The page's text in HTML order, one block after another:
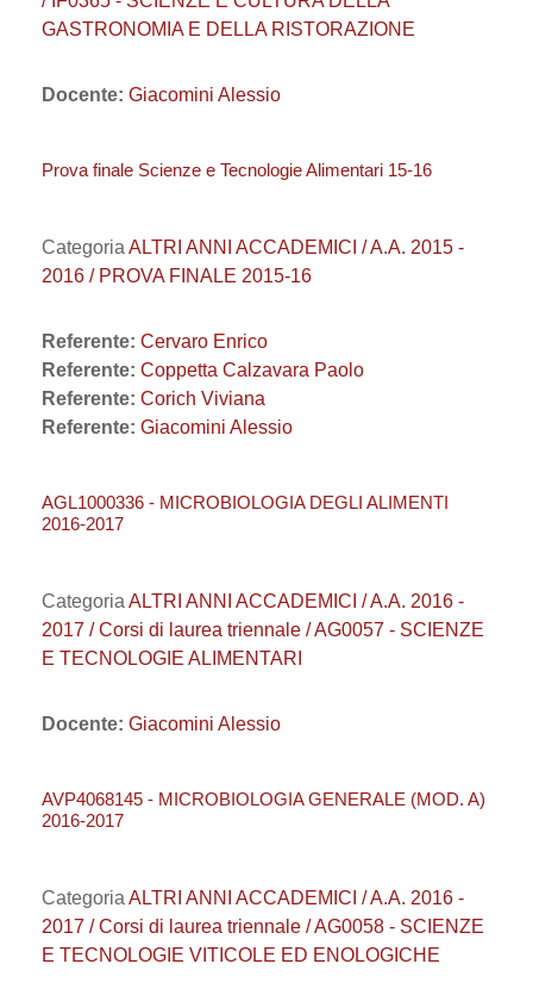
GASTRONOMIA E DELLA RISTORAZIONE
Docente: Giacomini Alessio
Prova finale Scienze e Tecnologie Alimentari 15-16
Categoria ALTRI ANNI ACCADEMICI / A.A. 2015 -
2016 / PROVA FINALE 2015-16
Referente: Cervaro Enrico
Referente: Coppetta Calzavara Paolo
Referente: Corich Viviana
Referente: Giacomini Alessio
AGL1000336 - MICROBIOLOGIA DEGLI ALIMENTI
2016-2017
Categoria ALTRI ANNI ACCADEMICI / A.A. 2016 -
2017 / Corsi di laurea triennale / AG0057 - SCIENZE
E TECNOLOGIE ALIMENTARI
Docente: Giacomini Alessio
AVP4068145 - MICROBIOLOGIA GENERALE (MOD. A)
2016-2017
Categoria ALTRI ANNI ACCADEMICI / A.A. 2016 -
2017 / Corsi di laurea triennale / AG0058 - SCIENZE
E TECNOLOGIE VITICOLE ED ENOLOGICHE